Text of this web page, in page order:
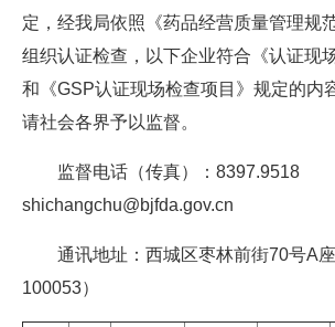
定，经我局依照《药品经营质量管理规
组织认证检查，以下企业符合《认证现
和《GSP认证现场检查项目》规定的内
请社会各界予以监督。
监督电话（传真）：8397.9518
shichangchu@bjfda.gov.cn
通讯地址：西城区枣林前街70号A座
100053）